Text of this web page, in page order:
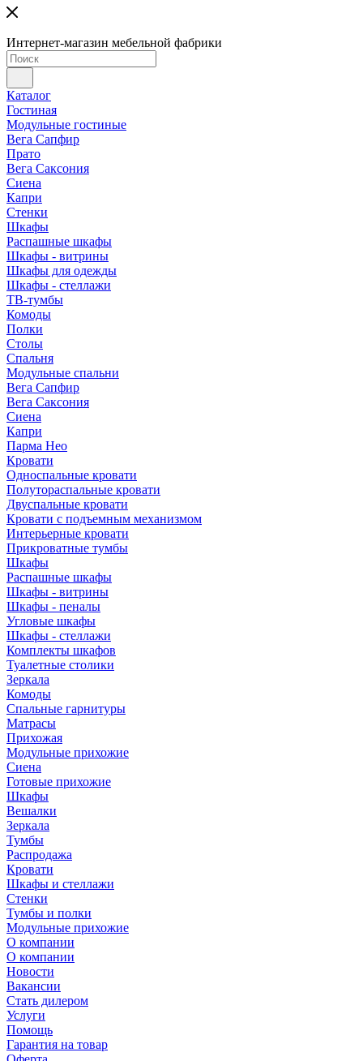
Интернет-магазин мебельной фабрики
Каталог
Гостиная
Модульные гостиные
Вега Сапфир
Прато
Вега Саксония
Сиена
Капри
Стенки
Шкафы
Распашные шкафы
Шкафы - витрины
Шкафы для одежды
Шкафы - стеллажи
ТВ-тумбы
Комоды
Полки
Столы
Спальня
Модульные спальни
Вега Сапфир
Вега Саксония
Сиена
Капри
Парма Нео
Кровати
Односпальные кровати
Полутораспальные кровати
Двуспальные кровати
Кровати с подъемным механизмом
Интерьерные кровати
Прикроватные тумбы
Шкафы
Распашные шкафы
Шкафы - витрины
Шкафы - пеналы
Угловые шкафы
Шкафы - стеллажи
Комплекты шкафов
Туалетные столики
Зеркала
Комоды
Спальные гарнитуры
Матрасы
Прихожая
Модульные прихожие
Сиена
Готовые прихожие
Шкафы
Вешалки
Зеркала
Тумбы
Распродажа
Кровати
Шкафы и стеллажи
Стенки
Тумбы и полки
Модульные прихожие
О компании
О компании
Новости
Вакансии
Стать дилером
Услуги
Помощь
Гарантия на товар